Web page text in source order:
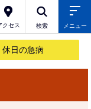
クセス 検索 メニュー
休日の急病